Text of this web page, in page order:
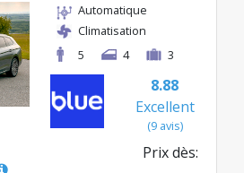
Automatique
Climatisation
5
4 3
8.88
Excellent
(9 avis)
Prix dès: